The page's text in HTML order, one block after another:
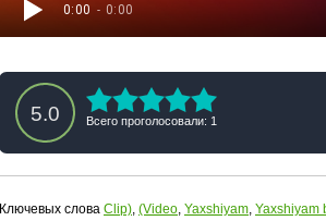
0:00 - 0:00
5.0 Всего проголосовали: 1
Ключевых слова Clip), (Video, Yaxshiyam, Yaxshiyam